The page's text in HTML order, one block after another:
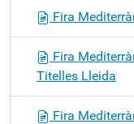
Fira
Fira
Titelles Lleida
Fira